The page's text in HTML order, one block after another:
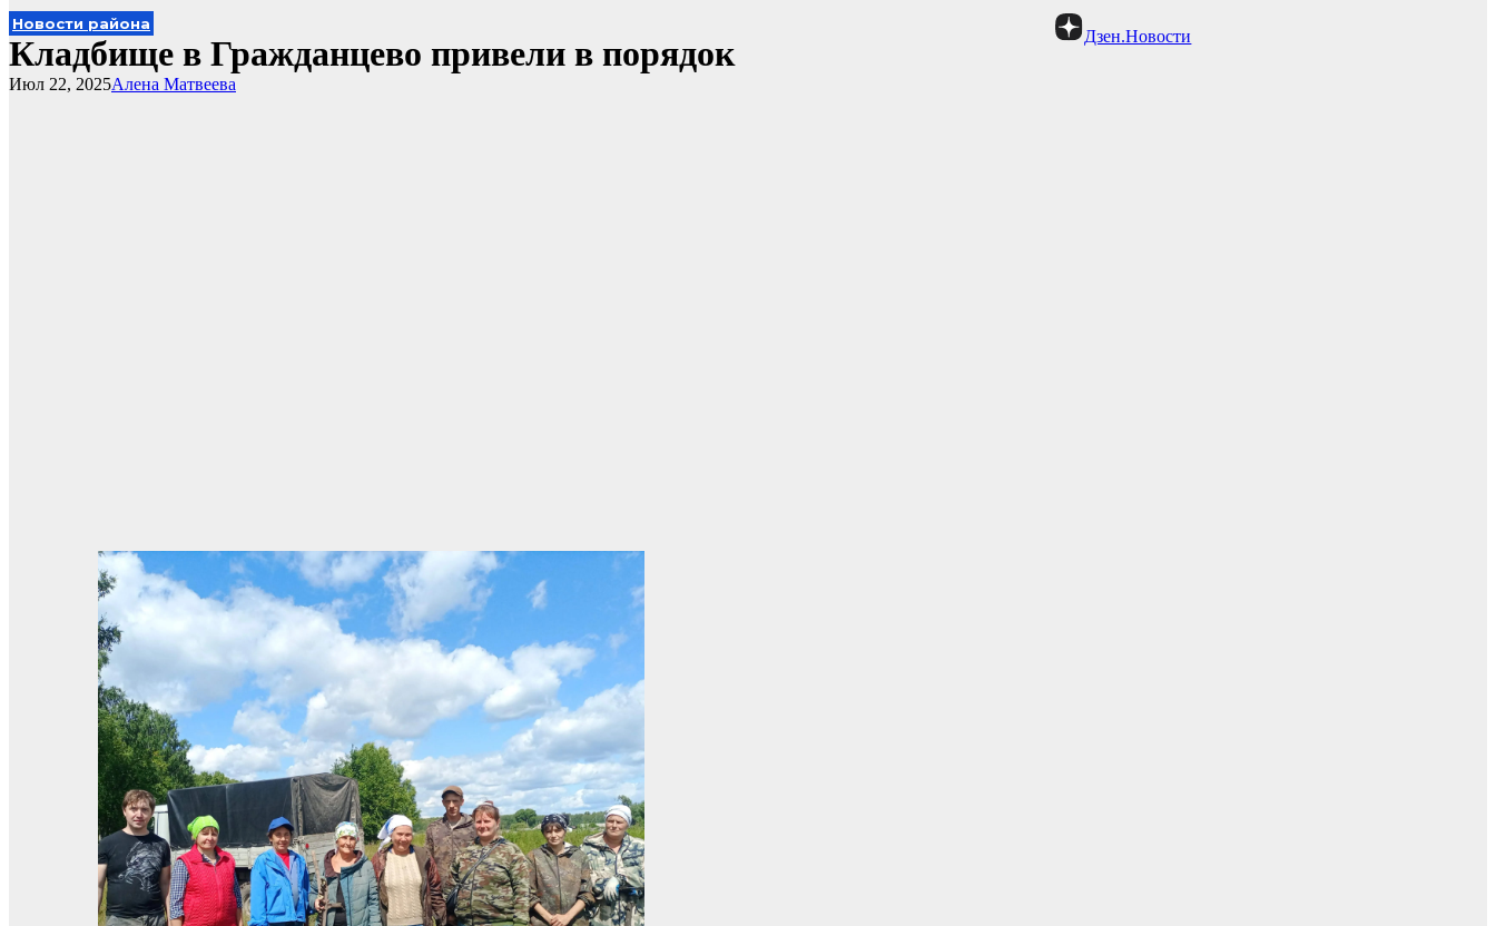
Дзен.Новости
Новости района
Кладбище в Гражданцево привели в порядок
Алена Матвеева
Июл 22, 2025